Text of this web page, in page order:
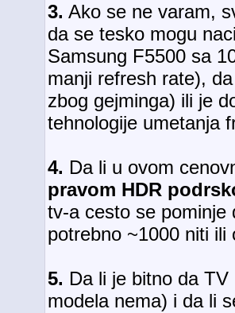
3. Ako se ne varam,
da se tesko mogu
Samsung F5500 sa
manji refresh rate),
zbog gejminga) ili je
tehnologije umetanja
4. Da li u ovom
pravom HDR
tv-a cesto se pominje
potrebno ~1000 niti
5. Da li je bitno da
modela nema) i da li